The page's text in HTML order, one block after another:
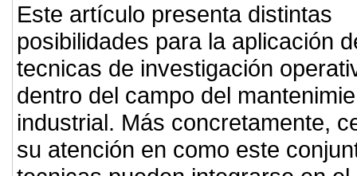
Este artículo presenta distintas
posibilidades para la aplicación
tecnicas de investigación
dentro del campo del
industrial. Más concretamente,
su atención en como este